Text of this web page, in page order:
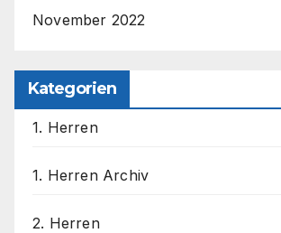
November 2022
Kategorien
1. Herren
1. Herren Archiv
2. Herren